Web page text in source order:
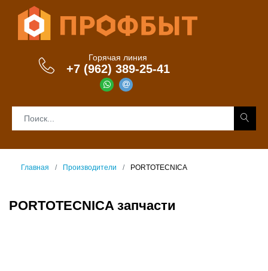
Горячая линия
+7 (962) 389-25-41
Главная Производители PORTOTECNICA
PORTOTECNICA запчасти